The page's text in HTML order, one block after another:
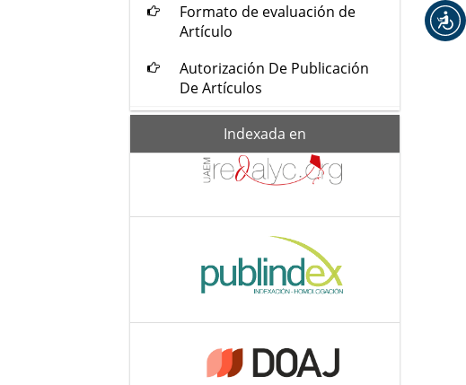
Formato de evaluación de
Artículo
Autorización De Publicación
De Artículos
Indexada en